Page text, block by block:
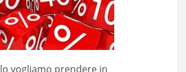
vogliamo prendere in